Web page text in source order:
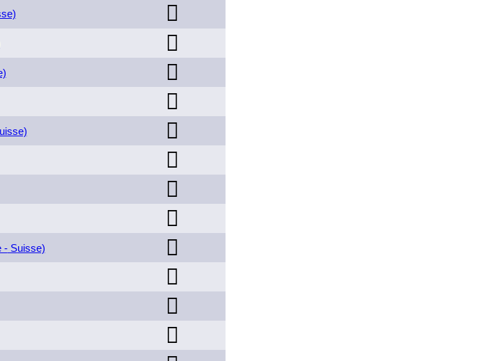








-Suisse) 


